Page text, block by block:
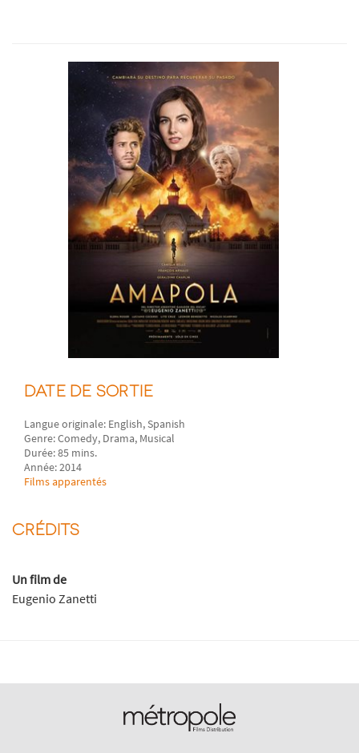
DATE DE SORTIE
Langue originale: English, Spanish
Genre: Comedy, Drama, Musical
Durée: 85 mins.
Année: 2014
Films apparentés
CRÉDITS
Un film de
Eugenio Zanetti